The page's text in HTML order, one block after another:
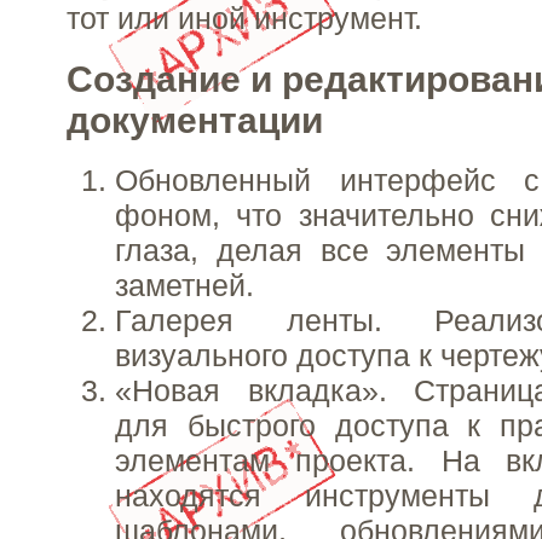
тот или иной инструмент.
Создание и
документации
Обновленный интерфейс
фоном, что значительно
глаза, делая все элементы
заметней.
Галерея ленты.
визуального доступа к
«Новая вкладка».
для быстрого доступа к
элементам проекта. На
находятся
шаблонами,